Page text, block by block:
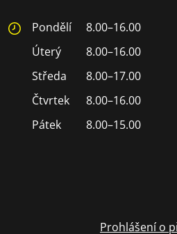
Pondělí
8.00–16.00
Úterý
8.00–16.00
Středa
8.00–17.00
Čtvrtek
8.00–16.00
Pátek
8.00–15.00
Prohlášení o